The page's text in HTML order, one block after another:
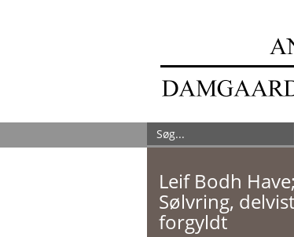
Leif Bodh Have;
Sølvring, delvist
forgyldt